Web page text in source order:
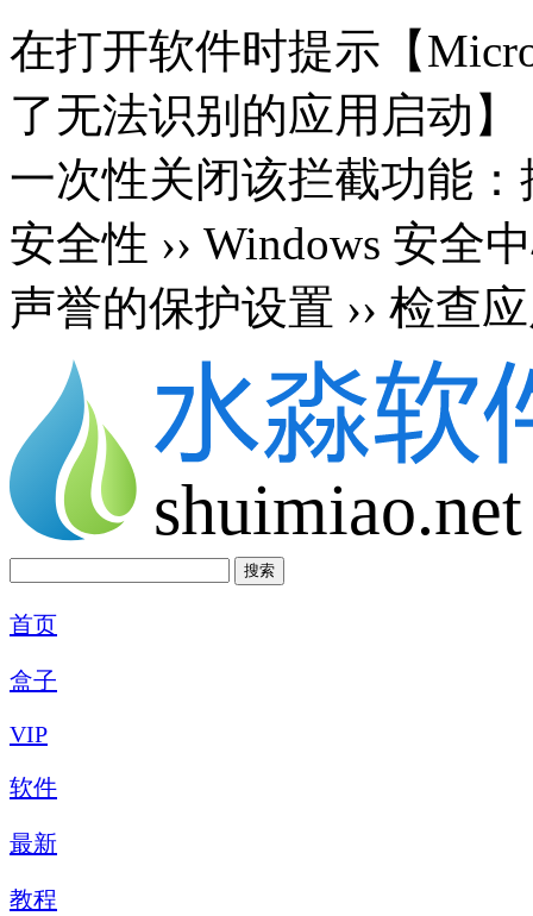
在打开软件时提示【
了无法识别的应用启动
一次性关闭该拦截功能：
安全性 ›› Windows 安全
声誉的保护设置 ›› 检查
shuimiao.net
首页
盒子
VIP
软件
最新
教程